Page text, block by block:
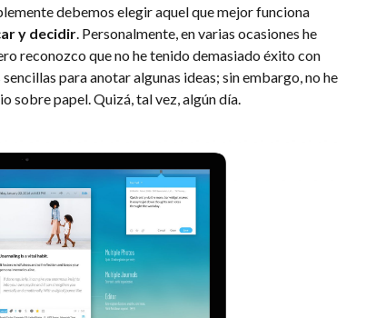
debemos elegir aquel que mejor funciona
y decidir. Personalmente, en varias ocasiones he
reconozco que no he tenido demasiado éxito con
para anotar algunas ideas; sin embargo, no he
sobre papel. Quizá, tal vez, algún día.